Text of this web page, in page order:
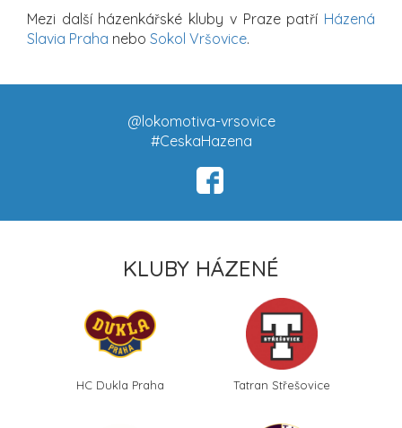
Mezi další házenkářské kluby v Praze patří Házená
Slavia Praha nebo Sokol Vršovice.
@lokomotiva-vrsovice
#CeskaHazena
KLUBY HÁZENÉ
HC Dukla Praha Tatran Střešovice